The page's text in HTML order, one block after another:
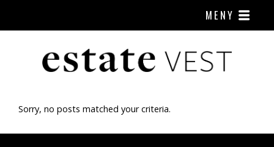
MENY
Sorry, no posts matched your criteria.